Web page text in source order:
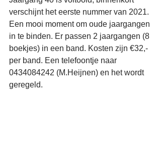
verschijnt het eerste nummer van 2021.
Een mooi moment om oude jaargangen
in te binden. Er passen 2 jaargangen (8
boekjes) in een band. Kosten zijn €32,-
per band. Een telefoontje naar
0434084242 (M.Heijnen) en het wordt
geregeld.